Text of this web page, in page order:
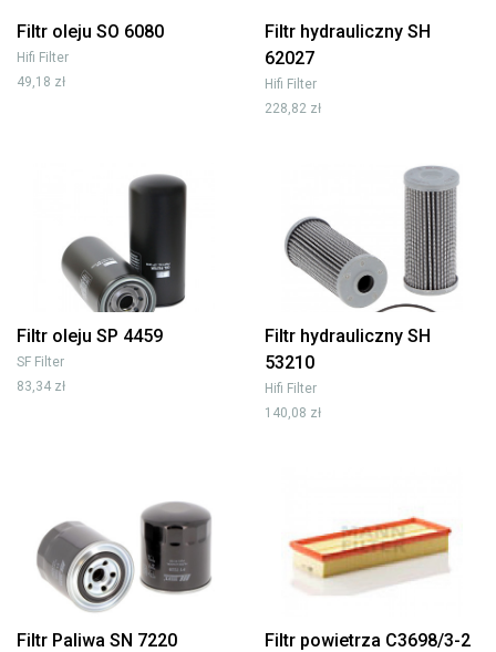
Filtr oleju SO 6080
Hifi Filter
49,18 zł
Filtr hydrauliczny SH
62027
Hifi Filter
228,82 zł
Filtr oleju SP 4459
SF Filter
83,34 zł
Filtr hydrauliczny SH
53210
Hifi Filter
140,08 zł
Filtr Paliwa SN 7220 Filtr powietrza C3698/3-2